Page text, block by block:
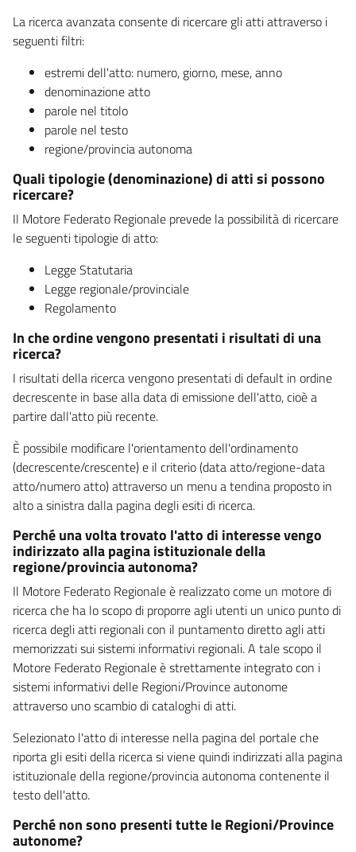
La ricerca avanzata consente di ricercare gli atti attraverso i
seguenti filtri:
estremi dell'atto: numero, giorno, mese, anno
denominazione atto
parole nel titolo
parole nel testo
regione/provincia autonoma
Quali tipologie (denominazione) di atti si possono
ricercare?
Il Motore Federato Regionale prevede la possibilità di ricercare
le seguenti tipologie di atto:
Legge Statutaria
Legge regionale/provinciale
Regolamento
In che ordine vengono presentati i risultati di una
ricerca?
I risultati della ricerca vengono presentati di default in ordine
decrescente in base alla data di emissione dell'atto, cioè a
partire dall'atto più recente.
È possibile modificare l'orientamento dell'ordinamento
(decrescente/crescente) e il criterio (data atto/regione-data
atto/numero atto) attraverso un menu a tendina proposto in
alto a sinistra dalla pagina degli esiti di ricerca.
Perché una volta trovato l'atto di interesse vengo
indirizzato alla pagina istituzionale della
regione/provincia autonoma?
Il Motore Federato Regionale è realizzato come un motore di
ricerca che ha lo scopo di proporre agli utenti un unico punto di
ricerca degli atti regionali con il puntamento diretto agli atti
memorizzati sui sistemi informativi regionali. A tale scopo il
Motore Federato Regionale è strettamente integrato con i
sistemi informativi delle Regioni/Province autonome
attraverso uno scambio di cataloghi di atti.
Selezionato l'atto di interesse nella pagina del portale che
riporta gli esiti della ricerca si viene quindi indirizzati alla pagina
istituzionale della regione/provincia autonoma contenente il
testo dell'atto.
Perché non sono presenti tutte le Regioni/Province
autonome?